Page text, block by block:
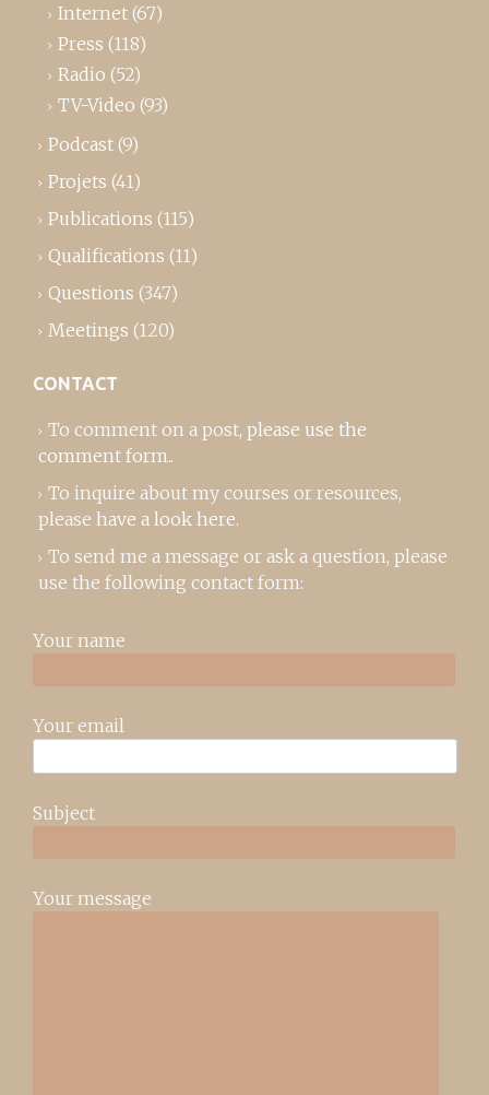
Internet (67)
Press (118)
Radio (52)
TV-Video (93)
Podcast (9)
Projets (41)
Publications (115)
Qualifications (11)
Questions (347)
Meetings (120)
CONTACT
To comment on a post, please use the
comment form..
To inquire about my courses or resources,
please have a look here.
To send me a message or ask a question, please
use the following contact form:
Your name
Your email
Subject
Your message